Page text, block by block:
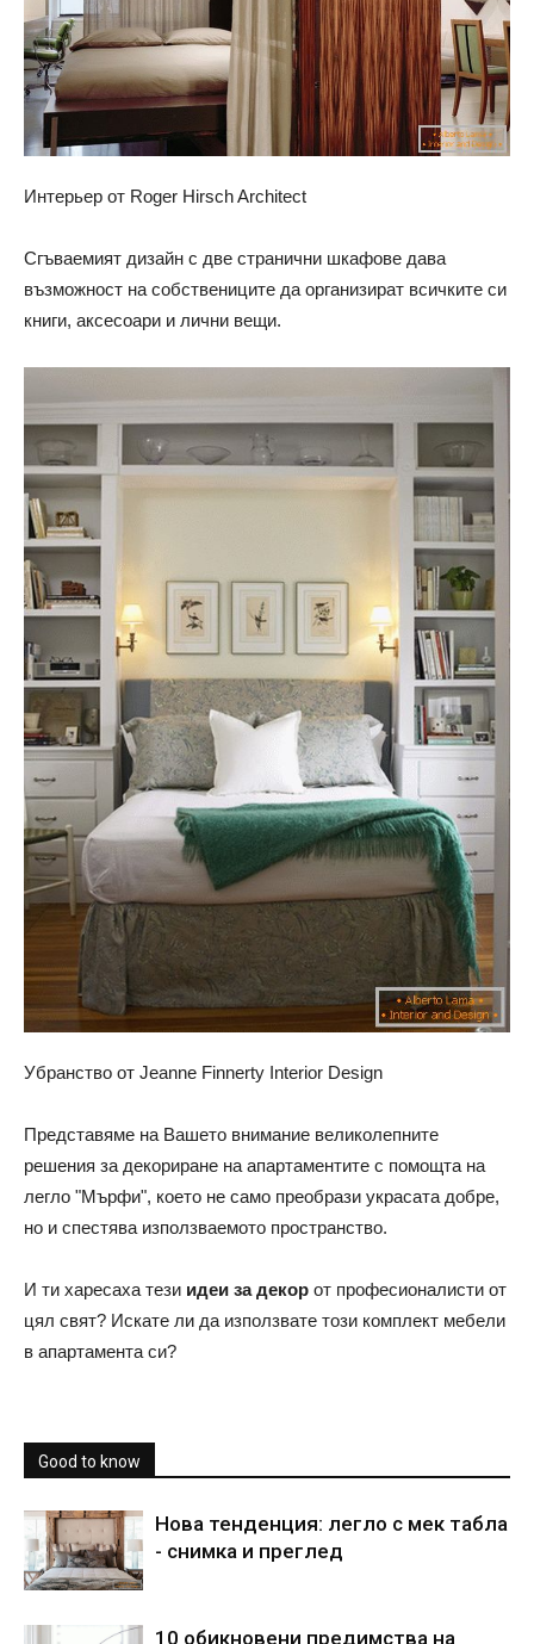
Интерьер от Roger Hirsch Architect
Сгъваемият дизайн с две странични шкафове дава
възможност на собствениците да организират всичките си
книги, аксесоари и лични вещи.
Убранство от Jeanne Finnerty Interior Design
Представяме на Вашето внимание великолепните
решения за декориране на апартаментите с помощта на
легло "Мърфи", което не само преобрази украсата добре,
но и спестява използваемото пространство.
И ти харесаха тези идеи за декор от професионалисти от
цял ​​свят? Искате ли да използвате този комплект мебели
в апартамента си?
Good to know
Нова тенденция: легло с мек табла
- снимка и преглед
10 обикновени предимства на